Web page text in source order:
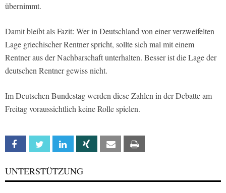
übernimmt.
Damit bleibt als Fazit: Wer in Deutschland von einer verzweifelten
Lage griechischer Rentner spricht, sollte sich mal mit einem
Rentner aus der Nachbarschaft unterhalten. Besser ist die Lage der
deutschen Rentner gewiss nicht.
Im Deutschen Bundestag werden diese Zahlen in der Debatte am
Freitag voraussichtlich keine Rolle spielen.
Facebook Twitter Linkedin Xing Email
UNTERSTÜTZUNG